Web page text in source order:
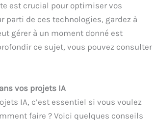
est crucial pour optimiser vos
parti de ces technologies, gardez à
gérer à un moment donné est
ce sujet, vous pouvez consulter
vos projets IA
IA, c’est essentiel si vous voulez
faire ? Voici quelques conseils